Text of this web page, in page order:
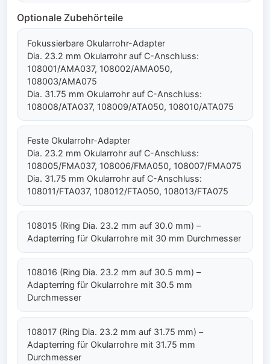
Optionale Zubehörteile
Fokussierbare Okularrohr-Adapter
Dia. 23.2 mm Okularrohr auf C-Anschluss:
108001/AMA037, 108002/AMA050,
108003/AMA075
Dia. 31.75 mm Okularrohr auf C-Anschluss:
108008/ATA037, 108009/ATA050, 108010/ATA075
Feste Okularrohr-Adapter
Dia. 23.2 mm Okularrohr auf C-Anschluss:
108005/FMA037, 108006/FMA050, 108007/FMA075
Dia. 31.75 mm Okularrohr auf C-Anschluss:
108011/FTA037, 108012/FTA050, 108013/FTA075
108015 (Ring Dia. 23.2 mm auf 30.0 mm) –
Adapterring für Okularrohre mit 30 mm Durchmesser
108016 (Ring Dia. 23.2 mm auf 30.5 mm) –
Adapterring für Okularrohre mit 30.5 mm
Durchmesser
108017 (Ring Dia. 23.2 mm auf 31.75 mm) –
Adapterring für Okularrohre mit 31.75 mm
Durchmesser